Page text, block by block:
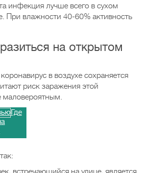
инфекция лучше всего в сухом
При влажности 40-60% активность
на открытом
в воздухе сохраняется
риск заражения этой
маловероятным.
Где